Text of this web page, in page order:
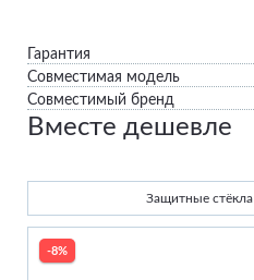
Гарантия
Совместимая модель
Совместимый бренд
Вместе дешевле
Защитные стёкла
-8%